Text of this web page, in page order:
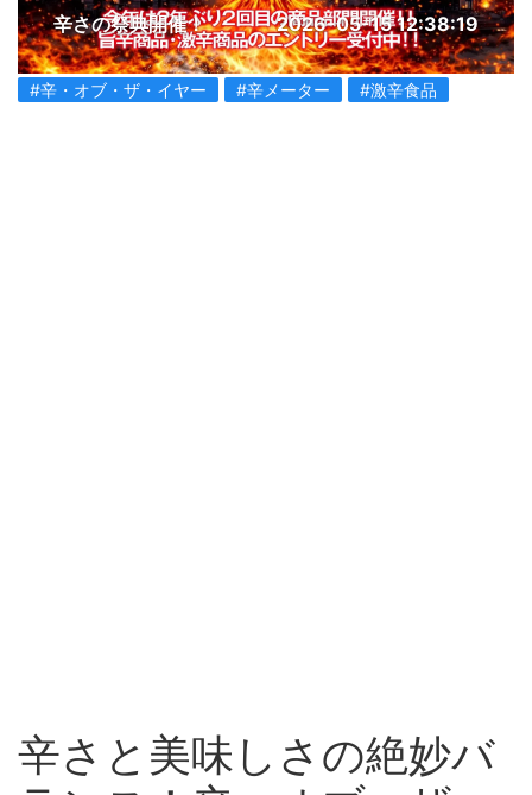
辛さの祭典開催！ 2026-05-15 12:38:19
#辛・オブ・ザ・イヤー #辛メーター #激辛食品
辛さと美味しさの絶妙バ